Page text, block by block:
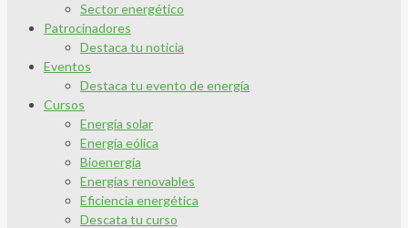
Sector energético
Patrocinadores
Destaca tu noticia
Eventos
Destaca tu evento de energía
Cursos
Energía solar
Energía eólica
Bioenergía
Energías renovables
Eficiencia energética
Descata tu curso